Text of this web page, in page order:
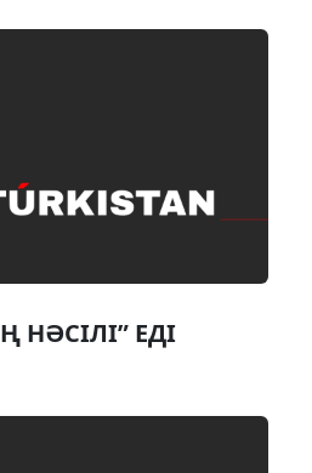
НӘСIЛI” ЕДI